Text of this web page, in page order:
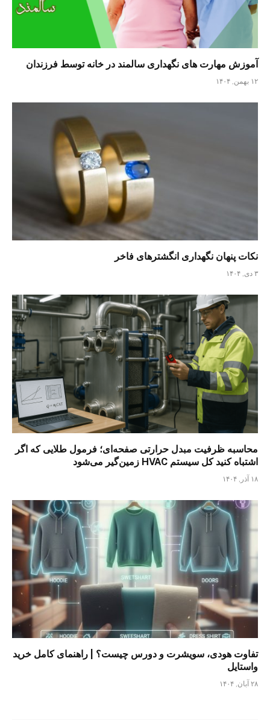
آموزش مهارت های نگهداری سالمند در خانه توسط فرزندان
۱۲ بهمن, ۱۴۰۴
نکات پنهان نگهداری انگشترهای فاخر
۳ دی, ۱۴۰۴
محاسبه ظرفیت مبدل حرارتی صفحه‌ای؛ فرمول طلایی که اگر
اشتباه کنید کل سیستم HVAC زمین‌گیر می‌شود
۱۸ آذر, ۱۴۰۴
تفاوت هودی، سویشرت و دورس چیست؟ | راهنمای کامل خرید
واستایل
۲۸ آبان, ۱۴۰۴